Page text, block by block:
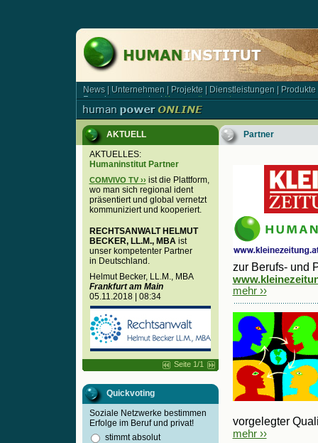
News | Unternehmen | Projekte | Dienstleistungen |
Forschungsagentur | Kooperationspartner
News| Unternehmen| Projekte| Dienstleistungen| Produkte
Forschungsagentur|Kooperationspartner
AKTUELL
Partner
AKTUELLES:
Humaninstitut Partner
COMVIVO TV ›› ist die Plattform,
wo man sich regional ident
präsentiert und global vernetzt
kommuniziert und kooperiert.
RECHTSANWALT HELMUT
BECKER, LL.M., MBAist
unser kompetenter Partner
in Deutschland.
Helmut Becker, LL.M., MBA
Frankfurt am Main
05.11.2018 | 08:34
Seite 1/1
Quickvoting
Soziale Netzwerke bestimmen
Erfolge im Beruf und privat!
stimmt absolut
zur Berufs- und
mehr ››
vorgelegter
mehr ››